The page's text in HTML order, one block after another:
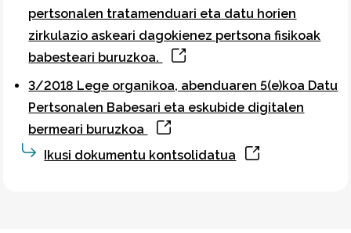
pertsonalen tratamenduari eta datu horien
zirkulazio askeari dagokienez pertsona fisikoak
babesteari buruzkoa.
3/2018 Lege organikoa, abenduaren 5(e)koa Datu
Pertsonalen Babesari eta eskubide digitalen
bermeari buruzkoa
Ikusi dokumentu kontsolidatua